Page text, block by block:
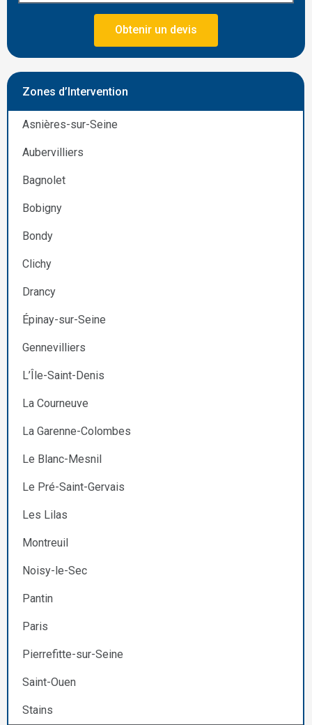
Obtenir un devis
Zones d’Intervention
Asnières-sur-Seine
Aubervilliers
Bagnolet
Bobigny
Bondy
Clichy
Drancy
Épinay-sur-Seine
Gennevilliers
L’Île-Saint-Denis
La Courneuve
La Garenne-Colombes
Le Blanc-Mesnil
Le Pré-Saint-Gervais
Les Lilas
Montreuil
Noisy-le-Sec
Pantin
Paris
Pierrefitte-sur-Seine
Saint-Ouen
Stains